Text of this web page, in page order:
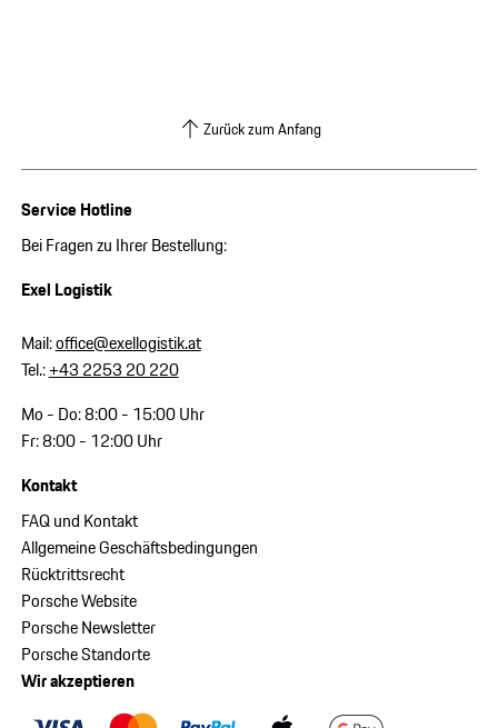
Zurück zum Anfang
Service Hotline
Bei Fragen zu Ihrer Bestellung:
Exel Logistik
Mail:office@exellogistik.at
Tel.:+43 2253 20 220
Mo - Do: 8:00 - 15:00 Uhr
Fr: 8:00 - 12:00 Uhr
Kontakt
FAQ und Kontakt
Allgemeine Geschäftsbedingungen
Rücktrittsrecht
Porsche Website
Porsche Newsletter
Porsche Standorte
Wir akzeptieren